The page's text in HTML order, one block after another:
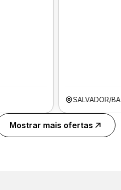
SALVADOR/BA
Mostrar mais ofertas